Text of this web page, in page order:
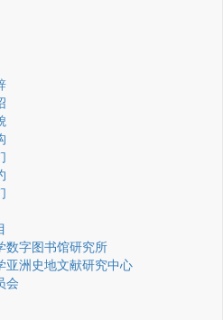
数字图书馆研究所
亚洲史地文献研究中心
会